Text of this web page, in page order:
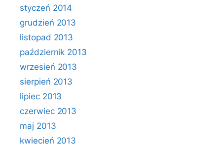
styczeń 2014
grudzień 2013
listopad 2013
październik 2013
wrzesień 2013
sierpień 2013
lipiec 2013
czerwiec 2013
maj 2013
kwiecień 2013